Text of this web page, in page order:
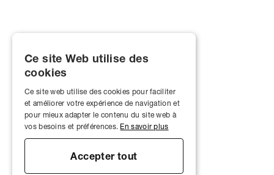
Ce site Web utilise des
cookies
Ce site web utilise des cookies pour faciliter
et améliorer votre expérience de navigation et
pour mieux adapter le contenu du site web à
vos besoins et préférences. En savoir plus
Accepter tout